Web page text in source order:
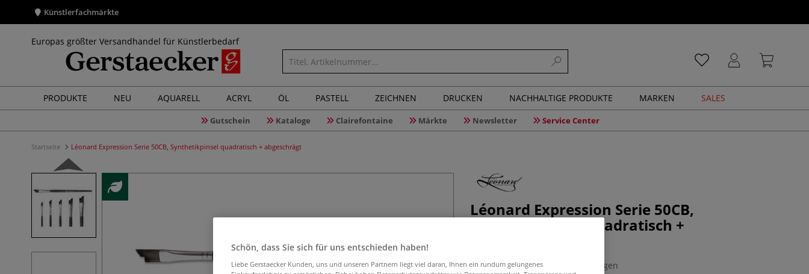
Künstlerfachmärkte
Europas größter Versandhandel für Künstlerbedarf
PRODUKTE NEU AQUARELL ACRYL ÖL PASTELL ZEICHNEN DRUCKEN NACHHALTIGE PRODUKTE MARKEN SALES
Gutschein Kataloge Clairefontaine Märkte Newsletter Service Center
Startseite Léonard Expression Serie 50CB, Synthetikpinsel quadratisch + abgeschrägt
Léonard Expression Serie 50CB,
Synthetikpinsel quadratisch +
0 Bewertungen
Schön, dass Sie sich für uns entschieden haben!
Liebe Gerstaecker Kunden, uns und unseren Partnern liegt viel daran, Ihnen ein rundum gelungenes